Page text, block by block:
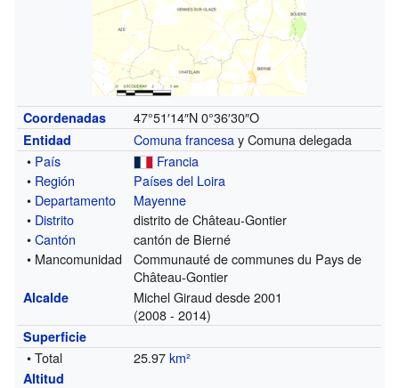
Coordenadas 47°51′14″N 0°36′30″O
Entidad Comuna francesay Comuna delegada
• País
Francia
• Región
Países del Loira
• Departamento
Mayenne
• Distrito
distrito de Château-Gontier
•Cantón
cantón de Bierné
• Mancomunidad
Communauté de communes du Pays de
Château-Gontier
Alcalde
Michel Giraud desde 2001
(2008 - 2014)
Superficie
• Total 25.97km²
Altitud